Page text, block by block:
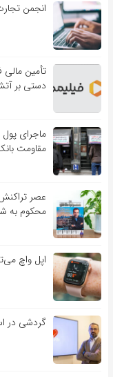
انجمن
تأمین
دستی بر
ماجرای
مقاومت
عصر
محکوم به
اپل واچ
گردشی در